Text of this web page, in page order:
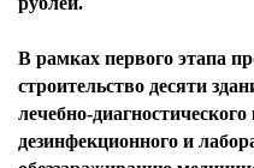
В рамках первого этапа
строительство десяти
лечебно-
дезинфекционного и